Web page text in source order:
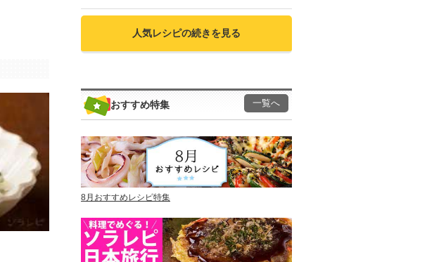
人気レシピの続きを見る
おすすめ特集 一覧へ
8月おすすめレシピ特集